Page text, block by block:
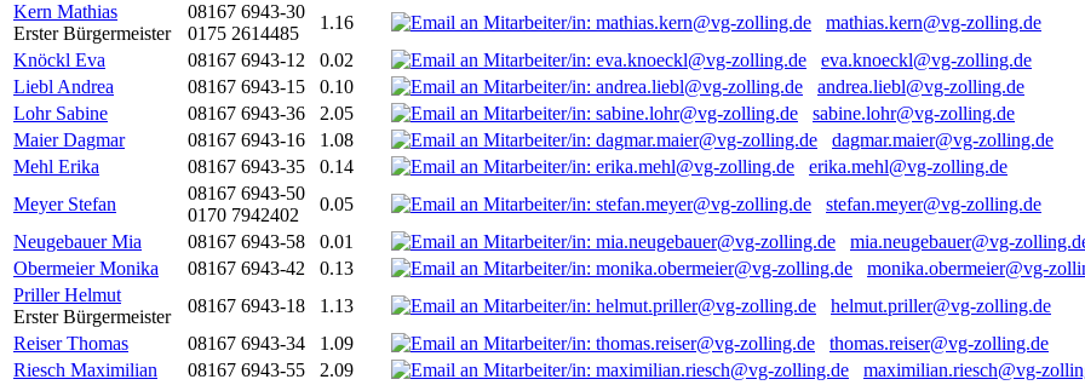
Kern Mathias
Erster Bürgermeister
08167 6943-30
0175 2614485
1.16
mathias.kern@vg-zolling.de
Knöckl Eva
08167 6943-12 0.02
eva.knoeckl@vg-zolling.de
Liebl Andrea
08167 6943-15 0.10
andrea.liebl@vg-zolling.de
Lohr Sabine
08167 6943-36 2.05
sabine.lohr@vg-zolling.de
Maier Dagmar
08167 6943-16 1.08
dagmar.maier@vg-zolling.de
Mehl Erika
08167 6943-35 0.14
erika.mehl@vg-zolling.de
Meyer Stefan
08167 6943-50
0170 7942402
0.05
stefan.meyer@vg-zolling.de
Neugebauer Mia
08167 6943-58 0.01
mia.neugebauer@vg-
Obermeier Monika
08167 6943-42 0.13
monika.obermeier@vg-
Priller Helmut
Erster Bürgermeister
08167 6943-18 1.13
helmut.priller@vg-zolling.de
Reiser Thomas
08167 6943-34 1.09
thomas.reiser@vg-zolling.de
Riesch Maximilian
08167 6943-55 2.09
maximilian.riesch@vg-